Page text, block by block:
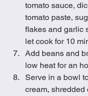
tomato sauce,
tomato paste,
flakes and garlic
let cook for 10
Add beans and
low heat for an
Serve in a bowl
cream, shredded